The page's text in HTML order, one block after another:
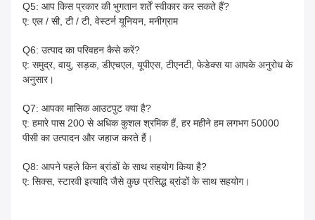
Q5: आप किस प्रकार की भुगतान शर्तें स्वीकार कर सकते हैं?
ए: एल / सी, टी / टी, वेस्टर्न यूनियन, मनीग्राम
Q6: उत्पाद का परिवहन कैसे करें?
ए: समुद्र, वायु, सड़क, डीएचएल, यूपीएस, टीएनटी, फेडेक्स या आपके अनुरोध के
अनुसार।
Q7: आपका मासिक आउटपुट क्या है?
ए: हमारे पास 200 से अधिक कुशल श्रमिक हैं, हर महीने हम लगभग 50000
पीसी का उत्पादन और जहाज करते हैं।
Q8: आपने पहले किन ब्रांडों के साथ सहयोग किया है?
ए: सिक्स, स्टारवी इत्यादि जैसे कुछ प्रसिद्ध ब्रांडों के साथ सहयोग।